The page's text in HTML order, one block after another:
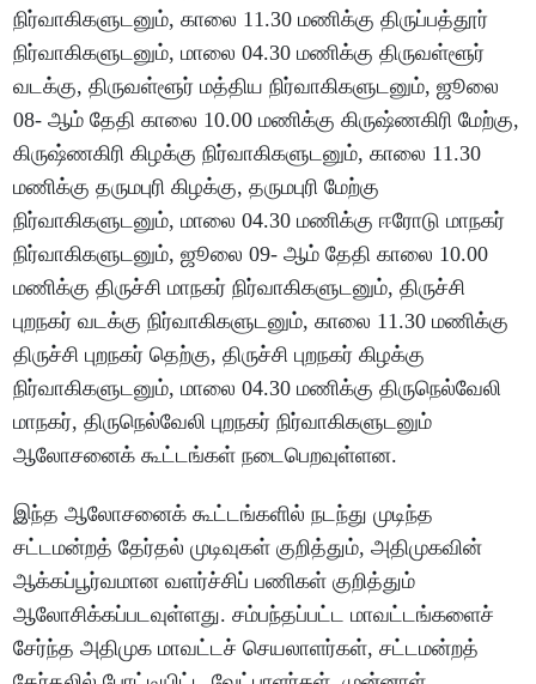
நிர்வாகிகளுடனும், காலை 11.30 மணிக்கு திருப்பத்தூர்
நிர்வாகிகளுடனும், மாலை 04.30 மணிக்கு திருவள்ளூர்
வடக்கு, திருவள்ளூர் மத்திய நிர்வாகிகளுடனும், ஜூலை
08- ஆம் தேதி காலை 10.00 மணிக்கு கிருஷ்ணகிரி மேற்கு,
கிருஷ்ணகிரி கிழக்கு நிர்வாகிகளுடனும், காலை 11.30
மணிக்கு தருமபுரி கிழக்கு, தருமபுரி மேற்கு
நிர்வாகிகளுடனும், மாலை 04.30 மணிக்கு ஈரோடு மாநகர்
நிர்வாகிகளுடனும், ஜூலை 09- ஆம் தேதி காலை 10.00
மணிக்கு திருச்சி மாநகர் நிர்வாகிகளுடனும், திருச்சி
புறநகர் வடக்கு நிர்வாகிகளுடனும், காலை 11.30 மணிக்கு
திருச்சி புறநகர் தெற்கு, திருச்சி புறநகர் கிழக்கு
நிர்வாகிகளுடனும், மாலை 04.30 மணிக்கு திருநெல்வேலி
மாநகர், திருநெல்வேலி புறநகர் நிர்வாகிகளுடனும்
ஆலோசனைக் கூட்டங்கள் நடைபெறவுள்ளன.
இந்த ஆலோசனைக் கூட்டங்களில் நடந்து முடிந்த
சட்டமன்றத் தேர்தல் முடிவுகள் குறித்தும், அதிமுகவின்
ஆக்கப்பூர்வமான வளர்ச்சிப் பணிகள் குறித்தும்
ஆலோசிக்கப்படவுள்ளது. சம்பந்தப்பட்ட மாவட்டங்களைச்
சேர்ந்த அதிமுக மாவட்டச் செயலாளர்கள், சட்டமன்றத்